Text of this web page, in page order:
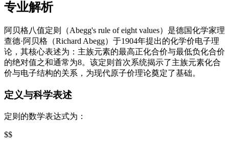
专业解析
阿贝格八值定则（Abegg's rule of eight values）是德国化学家理
查德·阿贝格（Richard Abegg）于1904年提出的化学价电子理
论，其核心表述为：主族元素的最高正化合价与最低负化合价
的绝对值之和通常为8。该定则首次系统揭示了主族元素化合
价与电子结构的关系，为现代原子价理论奠定了基础。
定义与科学表述
定则的数学表达式为：
$$